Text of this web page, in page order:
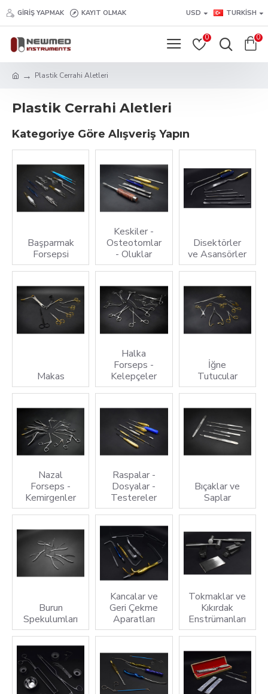
GIRIŞ YAPMAK KAYIT OLMAK USD TURKISH
0 0
Plastik Cerrahi Aletleri
Plastik Cerrahi Aletleri
Kategoriye Göre Alışveriş Yapın
Başparmak
Forsepsi
Keskiler -
Osteotomlar
- Oluklar
Disektörler
ve Asansörler
Makas
Halka
Forseps -
Kelepçeler
İğne
Tutucular
Nazal
Forseps -
Kemirgenler
Raspalar -
Dosyalar -
Testereler
Bıçaklar ve
Saplar
Burun
Spekulumları
Kancalar ve
Geri Çekme
Aparatları
Tokmaklar ve
Kıkırdak
Enstrümanları